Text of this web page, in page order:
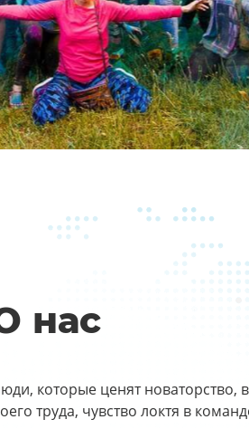
нас
которые ценят новаторство,
труда, чувство локтя в